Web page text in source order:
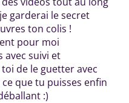
garderai le secret
ton colis !
pour moi
avec suivi et
de le guetter avec
que tu puisses enfin
:)